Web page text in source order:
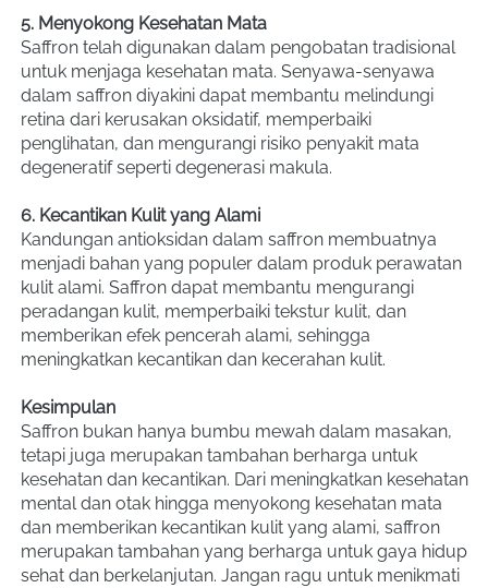
5. Menyokong Kesehatan Mata
Saffron telah digunakan dalam pengobatan tradisional
untuk menjaga kesehatan mata. Senyawa-senyawa
dalam saffron diyakini dapat membantu melindungi
retina dari kerusakan oksidatif, memperbaiki
penglihatan, dan mengurangi risiko penyakit mata
degeneratif seperti degenerasi makula.
6. Kecantikan Kulit yang Alami
Kandungan antioksidan dalam saffron membuatnya
menjadi bahan yang populer dalam produk perawatan
kulit alami. Saffron dapat membantu mengurangi
peradangan kulit, memperbaiki tekstur kulit, dan
memberikan efek pencerah alami, sehingga
meningkatkan kecantikan dan kecerahan kulit.
Kesimpulan
Saffron bukan hanya bumbu mewah dalam masakan,
tetapi juga merupakan tambahan berharga untuk
kesehatan dan kecantikan. Dari meningkatkan kesehatan
mental dan otak hingga menyokong kesehatan mata
dan memberikan kecantikan kulit yang alami, saffron
merupakan tambahan yang berharga untuk gaya hidup
sehat dan berkelanjutan. Jangan ragu untuk menikmati